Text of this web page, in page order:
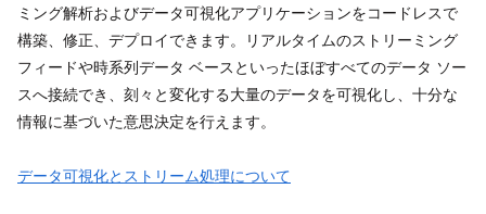
ミング解析およびデータ可視化アプリケーションをコードレスで
構築、修正、デプロイできます。リアルタイムのストリーミング
フィードや時系列データ ベースといったほぼすべてのデータ ソー
スへ接続でき、刻々と変化する大量のデータを可視化し、十分な
情報に基づいた意思決定を行えます。
データ可視化とストリーム処理について